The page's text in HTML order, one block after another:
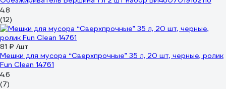
4.8
(12)
81 ₽ /шт
Мешки для мусора “Сверхпрочные” 35 л, 20 шт, черные, ролик
Fun Clean 14761
4.6
(7)